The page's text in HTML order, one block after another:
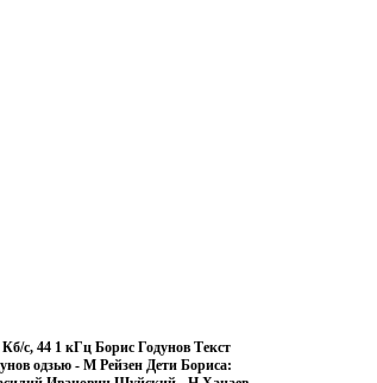
с, 44 1 кГц Борис Годунов Текст
одзью - М Рейзен Дети Бориса: